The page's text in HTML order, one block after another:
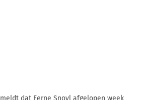
meldt dat Ferne Snoyl afgelopen week